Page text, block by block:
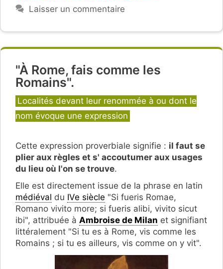
Laisser un commentaire
"À Rome, fais comme les
Romains".
Catégories
Localités devant leur renommée à ou dont le
nom évoque une expression
Cette expression proverbiale signifie : il faut se
plier aux règles et s' accoutumer aux usages
du lieu où l'on se trouve.
Elle est directement issue de la phrase en latin
médiéval du IVe siècle "Si fueris Romae,
Romano vivito more; si fueris alibi, vivito sicut
ibi", attribuée à Ambroise de Milan et signifiant
littéralement "Si tu es à Rome, vis comme les
Romains ; si tu es ailleurs, vis comme on y vit".